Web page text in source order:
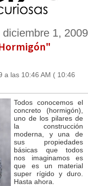
diciembre 1, 2009
a las 10:46 AM ( 10:46
Todos conocemos el
concreto (hormigón),
uno de los pilares de
la construcción
moderna, y una de
sus propiedades
básicas que todos
nos imaginamos es
que es un material
super rígido y duro.
Hasta ahora.